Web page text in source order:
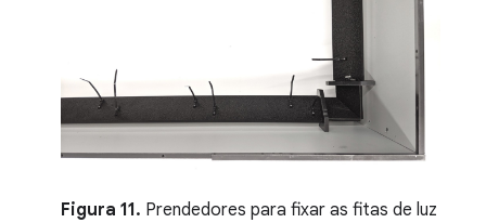
Figura 11. Prendedores para fixar as fitas de luz